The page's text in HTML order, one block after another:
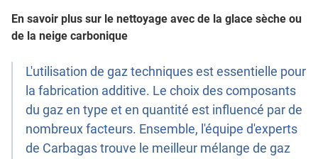
En savoir plus sur le nettoyage avec de la glace sèche ou
de la neige carbonique
L'utilisation de gaz techniques est essentielle pour
la fabrication additive. Le choix des composants
du gaz en type et en quantité est influencé par de
nombreux facteurs. Ensemble, l'équipe d'experts
de Carbagas trouve le meilleur mélange de gaz